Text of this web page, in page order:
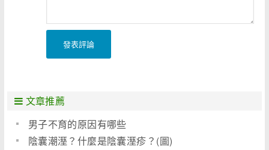
發表評論
文章推薦
男子不育的原因有哪些
陰囊潮溼？什麼是陰囊溼疹？(圖)